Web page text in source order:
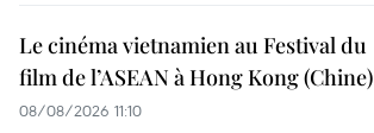
Le cinéma vietnamien au Festival du
film de l’ASEAN à Hong Kong (Chine)
08/08/2026 11:10